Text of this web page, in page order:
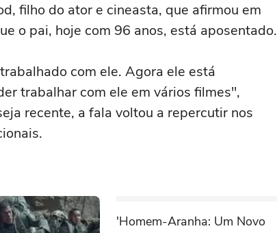
filho do ator e cineasta, que afirmou em
o pai, hoje com 96 anos, está aposentado.
com ele. Agora ele está
trabalhar com ele em vários filmes",
recente, a fala voltou a repercutir nos
'Homem-Aranha: Um Novo